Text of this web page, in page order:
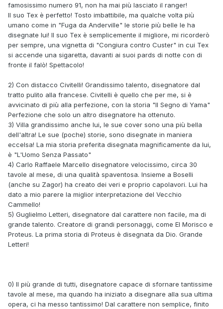
famosissimo numero 91, non ha mai più lasciato il ranger!
Il suo Tex è perfetto! Tosto imbattibile, ma qualche volta più
umano come in "Fuga da Anderville" le storie più belle le ha
disegnate lui! Il suo Tex è semplicemente il migliore, mi ricorderò
per sempre, una vignetta di "Congiura contro Custer" in cui Tex
si accende una sigaretta, davanti ai suoi pards di notte con di
fronte il falò! Spettacolo!
2) Con distacco Civitelli! Grandissimo talento, disegnatore dal
tratto pulito alla francese. Civitelli è quello che per me, si è
avvicinato di più alla perfezione, con la storia "Il Segno di Yama"
Perfezione che solo un altro disegnatore ha ottenuto.
3) Villa grandissimo anche lui, le sue cover sono una più bella
dell'altra! Le sue (poche) storie, sono disegnate in maniera
eccelsa! La mia storia preferita disegnata magnificamente da lui,
è "L'Uomo Senza Passato"
4) Carlo Raffaele Marcello disegnatore velocissimo, circa 30
tavole al mese, di una qualità spaventosa. Insieme a Boselli
(anche su Zagor) ha creato dei veri e proprio capolavori. Lui ha
dato a mio parere la miglior interpretazione del Vecchio
Cammello!
5) Guglielmo Letteri, disegnatore dal carattere non facile, ma di
grande talento. Creatore di grandi personaggi, come El Morisco e
Proteus. La prima storia di Proteus è disegnata da Dio. Grande
Letteri!
0) Il più grande di tutti, disegnatore capace di sfornare tantissime
tavole al mese, ma quando ha iniziato a disegnare alla sua ultima
opera, ci ha messo tantissimo! Dal carattere non semplice, finito